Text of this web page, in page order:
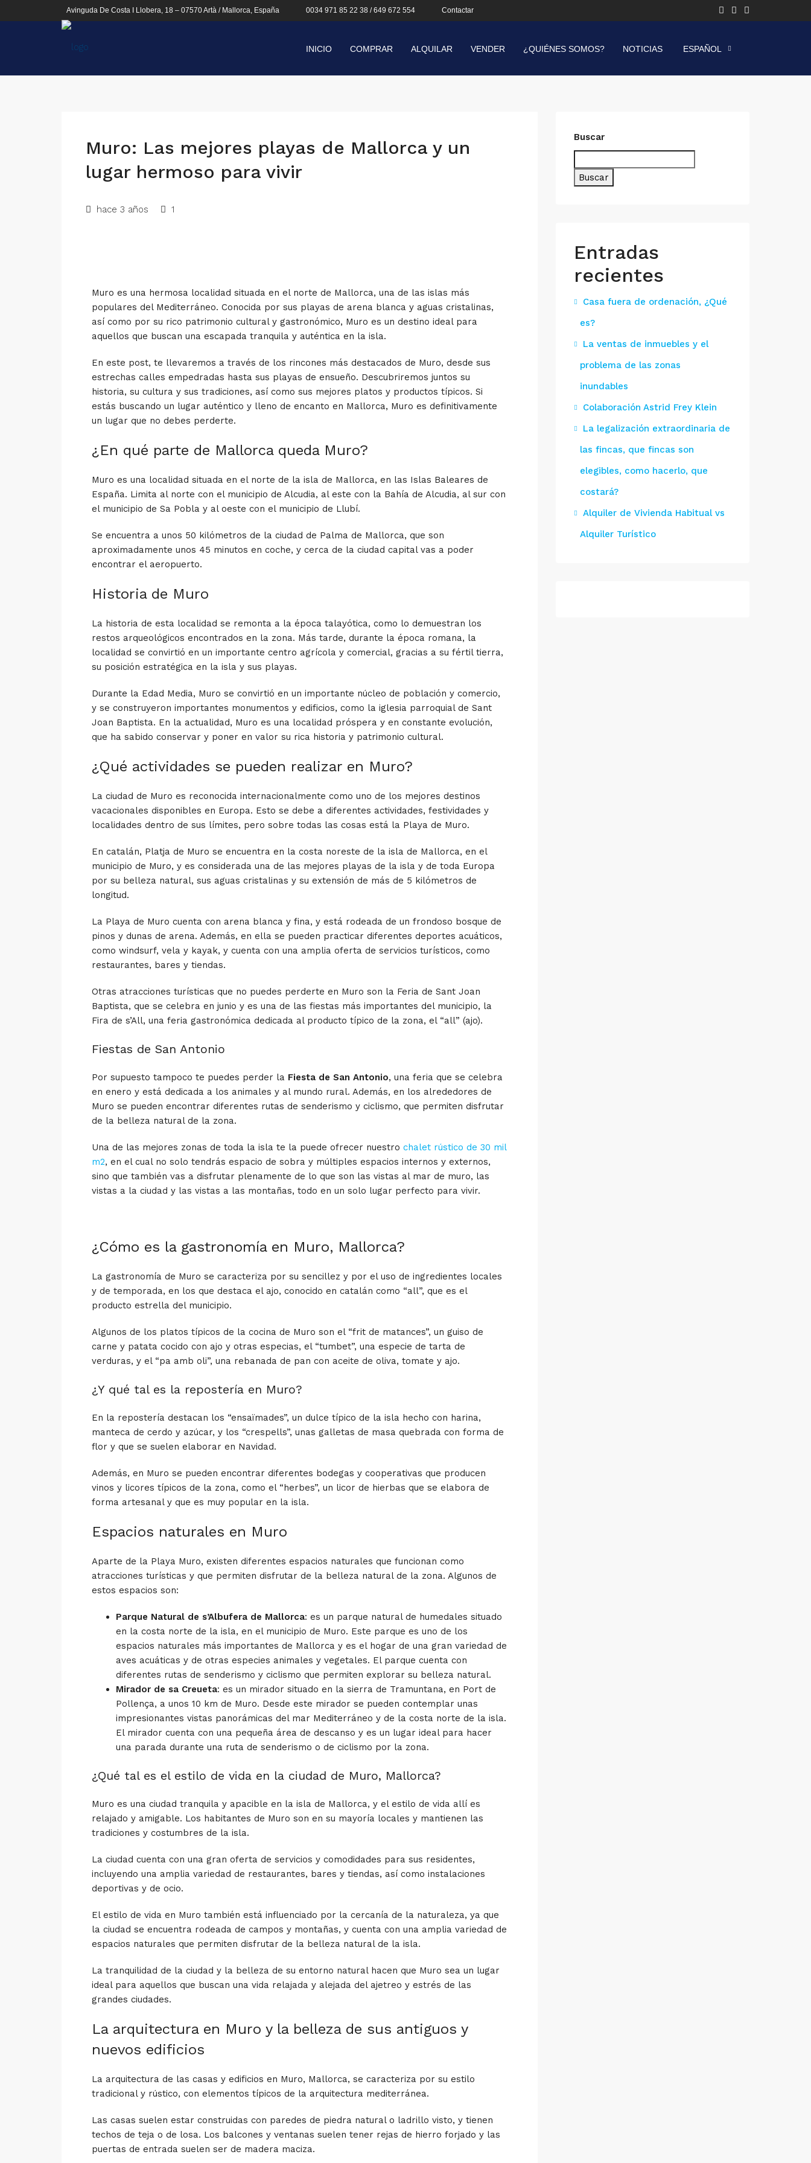
Avinguda De Costa I Llobera, 18 – 07570 Artà / Mallorca, España 0034 971 85 22 38 / 649 672 554 Contactar
INICIO COMPRAR ALQUILAR VENDER ¿QUIÉNES SOMOS? NOTICIAS ESPAÑOL
Muro: Las mejores playas de Mallorca y un
lugar hermoso para vivir
hace 3 años 1
Muro es una hermosa localidad situada en el norte de Mallorca, una de las islas más
populares del Mediterráneo. Conocida por sus playas de arena blanca y aguas cristalinas,
así como por su rico patrimonio cultural y gastronómico, Muro es un destino ideal para
aquellos que buscan una escapada tranquila y auténtica en la isla.
En este post, te llevaremos a través de los rincones más destacados de Muro, desde sus
estrechas calles empedradas hasta sus playas de ensueño. Descubriremos juntos su
historia, su cultura y sus tradiciones, así como sus mejores platos y productos típicos. Si
estás buscando un lugar auténtico y lleno de encanto en Mallorca, Muro es definitivamente
un lugar que no debes perderte.
¿En qué parte de Mallorca queda Muro?
Muro es una localidad situada en el norte de la isla de Mallorca, en las Islas Baleares de
España. Limita al norte con el municipio de Alcudia, al este con la Bahía de Alcudia, al sur con
el municipio de Sa Pobla y al oeste con el municipio de Llubí.
Se encuentra a unos 50 kilómetros de la ciudad de Palma de Mallorca, que son
aproximadamente unos 45 minutos en coche, y cerca de la ciudad capital vas a poder
encontrar el aeropuerto.
Historia de Muro
La historia de esta localidad se remonta a la época talayótica, como lo demuestran los
restos arqueológicos encontrados en la zona. Más tarde, durante la época romana, la
localidad se convirtió en un importante centro agrícola y comercial, gracias a su fértil tierra,
su posición estratégica en la isla y sus playas.
Durante la Edad Media, Muro se convirtió en un importante núcleo de población y comercio,
y se construyeron importantes monumentos y edificios, como la iglesia parroquial de Sant
Joan Baptista. En la actualidad, Muro es una localidad próspera y en constante evolución,
que ha sabido conservar y poner en valor su rica historia y patrimonio cultural.
¿Qué actividades se pueden realizar en Muro?
La ciudad de Muro es reconocida internacionalmente como uno de los mejores destinos
vacacionales disponibles en Europa. Esto se debe a diferentes actividades, festividades y
localidades dentro de sus límites, pero sobre todas las cosas está la Playa de Muro.
En catalán, Platja de Muro se encuentra en la costa noreste de la isla de Mallorca, en el
municipio de Muro, y es considerada una de las mejores playas de la isla y de toda Europa
por su belleza natural, sus aguas cristalinas y su extensión de más de 5 kilómetros de
longitud.
La Playa de Muro cuenta con arena blanca y fina, y está rodeada de un frondoso bosque de
pinos y dunas de arena. Además, en ella se pueden practicar diferentes deportes acuáticos,
como windsurf, vela y kayak, y cuenta con una amplia oferta de servicios turísticos, como
restaurantes, bares y tiendas.
Otras atracciones turísticas que no puedes perderte en Muro son la Feria de Sant Joan
Baptista, que se celebra en junio y es una de las fiestas más importantes del municipio, la
Fira de s’All, una feria gastronómica dedicada al producto típico de la zona, el “all” (ajo).
Fiestas de San Antonio
Por supuesto tampoco te puedes perder la Fiesta de San Antonio, una feria que se celebra
en enero y está dedicada a los animales y al mundo rural. Además, en los alrededores de
Muro se pueden encontrar diferentes rutas de senderismo y ciclismo, que permiten disfrutar
de la belleza natural de la zona.
Una de las mejores zonas de toda la isla te la puede ofrecer nuestro chalet rústico de 30 mil
m2, en el cual no solo tendrás espacio de sobra y múltiples espacios internos y externos,
sino que también vas a disfrutar plenamente de lo que son las vistas al mar de muro, las
vistas a la ciudad y las vistas a las montañas, todo en un solo lugar perfecto para vivir.
¿Cómo es la gastronomía en Muro, Mallorca?
La gastronomía de Muro se caracteriza por su sencillez y por el uso de ingredientes locales
y de temporada, en los que destaca el ajo, conocido en catalán como “all”, que es el
producto estrella del municipio.
Algunos de los platos típicos de la cocina de Muro son el “frit de matances”, un guiso de
carne y patata cocido con ajo y otras especias, el “tumbet”, una especie de tarta de
verduras, y el “pa amb oli”, una rebanada de pan con aceite de oliva, tomate y ajo.
¿Y qué tal es la repostería en Muro?
En la repostería destacan los “ensaïmades”, un dulce típico de la isla hecho con harina,
manteca de cerdo y azúcar, y los “crespells”, unas galletas de masa quebrada con forma de
flor y que se suelen elaborar en Navidad.
Además, en Muro se pueden encontrar diferentes bodegas y cooperativas que producen
vinos y licores típicos de la zona, como el “herbes”, un licor de hierbas que se elabora de
forma artesanal y que es muy popular en la isla.
Espacios naturales en Muro
Aparte de la Playa Muro, existen diferentes espacios naturales que funcionan como
atracciones turísticas y que permiten disfrutar de la belleza natural de la zona. Algunos de
estos espacios son:
Parque Natural de s’Albufera de Mallorca: es un parque natural de humedales situado
en la costa norte de la isla, en el municipio de Muro. Este parque es uno de los
espacios naturales más importantes de Mallorca y es el hogar de una gran variedad de
aves acuáticas y de otras especies animales y vegetales. El parque cuenta con
diferentes rutas de senderismo y ciclismo que permiten explorar su belleza natural.
Mirador de sa Creueta: es un mirador situado en la sierra de Tramuntana, en Port de
Pollença, a unos 10 km de Muro. Desde este mirador se pueden contemplar unas
impresionantes vistas panorámicas del mar Mediterráneo y de la costa norte de la isla.
El mirador cuenta con una pequeña área de descanso y es un lugar ideal para hacer
una parada durante una ruta de senderismo o de ciclismo por la zona.
¿Qué tal es el estilo de vida en la ciudad de Muro, Mallorca?
Muro es una ciudad tranquila y apacible en la isla de Mallorca, y el estilo de vida allí es
relajado y amigable. Los habitantes de Muro son en su mayoría locales y mantienen las
tradiciones y costumbres de la isla.
La ciudad cuenta con una gran oferta de servicios y comodidades para sus residentes,
incluyendo una amplia variedad de restaurantes, bares y tiendas, así como instalaciones
deportivas y de ocio.
El estilo de vida en Muro también está influenciado por la cercanía de la naturaleza, ya que
la ciudad se encuentra rodeada de campos y montañas, y cuenta con una amplia variedad de
espacios naturales que permiten disfrutar de la belleza natural de la isla.
La tranquilidad de la ciudad y la belleza de su entorno natural hacen que Muro sea un lugar
ideal para aquellos que buscan una vida relajada y alejada del ajetreo y estrés de las
grandes ciudades.
La arquitectura en Muro y la belleza de sus antiguos y
nuevos edificios
La arquitectura de las casas y edificios en Muro, Mallorca, se caracteriza por su estilo
tradicional y rústico, con elementos típicos de la arquitectura mediterránea.
Las casas suelen estar construidas con paredes de piedra natural o ladrillo visto, y tienen
techos de teja o de losa. Los balcones y ventanas suelen tener rejas de hierro forjado y las
puertas de entrada suelen ser de madera maciza.
Buscar
Buscar
Entradas
recientes
Casa fuera de ordenación, ¿Qué
es?
La ventas de inmuebles y el
problema de las zonas
inundables
Colaboración Astrid Frey Klein
La legalización extraordinaria de
las fincas, que fincas son
elegibles, como hacerlo, que
costará?
Alquiler de Vivienda Habitual vs
Alquiler Turístico